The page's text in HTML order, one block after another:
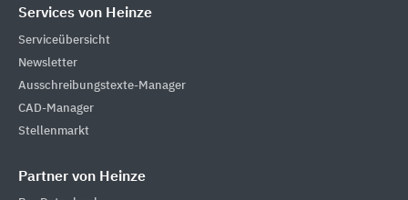
Services von Heinze
Serviceübersicht
Newsletter
Ausschreibungstexte-Manager
CAD-Manager
Stellenmarkt
Partner von Heinze